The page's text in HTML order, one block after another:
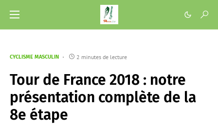
CYCLISME MASCULIN 2 minutes de lecture
Tour de France 2018 : notre
présentation complète de la
8e étape